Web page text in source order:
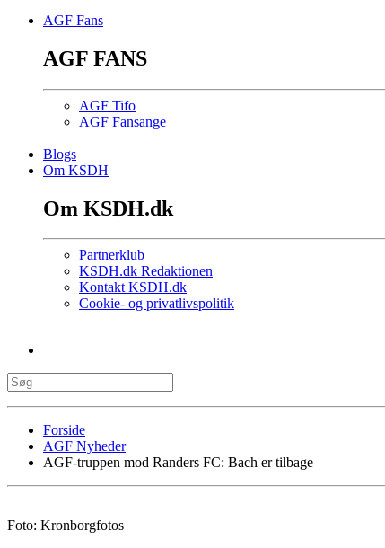
AGF Fans
AGF FANS
AGF Tifo
AGF Fansange
Blogs
Om KSDH
Om KSDH.dk
Partnerklub
KSDH.dk Redaktionen
Kontakt KSDH.dk
Cookie- og privatlivspolitik
Forside
AGF Nyheder
AGF-truppen mod Randers FC: Bach er tilbage
Foto: Kronborgfotos